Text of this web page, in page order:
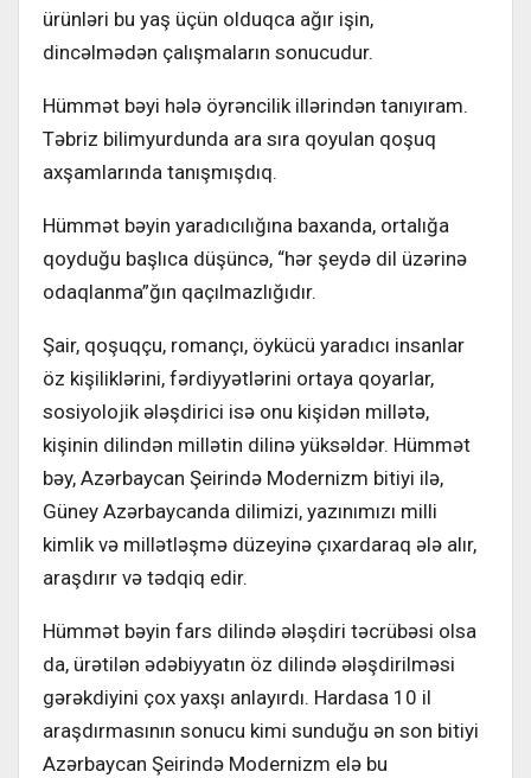
ürünləri bu yaş üçün olduqca ağır işin,
dincəlmədən çalışmaların sonucudur.
Hümmət bəyi hələ öyrəncilik illərindən tanıyıram.
Təbriz bilimyurdunda ara sıra qoyulan qoşuq
axşamlarında tanışmışdıq.
Hümmət bəyin yaradıcılığına baxanda, ortalığa
qoyduğu başlıca düşüncə, “hər şeydə dil üzərinə
odaqlanma”ğın qaçılmazlığıdır.
Şair, qoşuqçu, romançı, öykücü yaradıcı insanlar
öz kişiliklərini, fərdiyyətlərini ortaya qoyarlar,
sosiyolojik ələşdirici isə onu kişidən millətə,
kişinin dilindən millətin dilinə yüksəldər. Hümmət
bəy, Azərbaycan Şeirində Modernizm bitiyi ilə,
Güney Azərbaycanda dilimizi, yazınımızı milli
kimlik və millətləşmə düzeyinə çıxardaraq ələ alır,
araşdırır və tədqiq edir.
Hümmət bəyin fars dilində ələşdiri təcrübəsi olsa
da, ürətilən ədəbiyyatın öz dilində ələşdirilməsi
gərəkdiyini çox yaxşı anlayırdı. Hardasa 10 il
araşdırmasının sonucu kimi sunduğu ən son bitiyi
Azərbaycan Şeirində Modernizm elə bu